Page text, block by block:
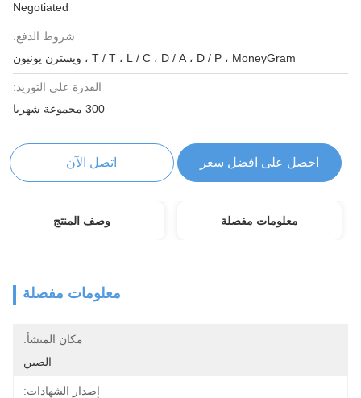
Negotiated
شروط الدفع:
T / T ، L / C ، D / A ، D / P ، MoneyGram ، ويسترن يونيون
القدرة على التوريد:
300 مجموعة شهريا
احصل على افضل سعر اتصل الآن
معلومات مفصلة وصف المنتج
معلومات مفصلة
مكان المنشأ:
الصين
إصدار الشهادات: